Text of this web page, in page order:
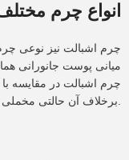
۲- انواع چرم
چرم اشبالت نیز نوعی
میانی پوست جانورانی
چرم اشبالت در مقایسه
برخلاف آن حالتی مخملی و پرز دار، دارد.